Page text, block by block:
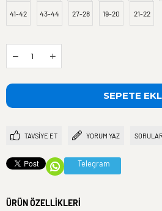
41-42 43-44 27-28 19-20 21-22
TAVSIYE ET YORUM YAZ
Telegram
ÜRÜN ÖZELLIKLERI